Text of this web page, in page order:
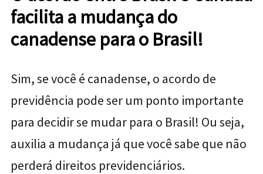
facilita a mudança do
canadense para o Brasil!
Sim, se você é canadense, o acordo de
previdência pode ser um ponto importante
para decidir se mudar para o Brasil! Ou seja,
auxilia a mudança já que você sabe que não
perderá direitos previdenciários.